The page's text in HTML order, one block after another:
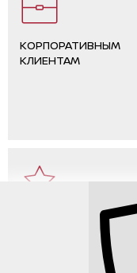
КОРПОРАТИВНЫМ
КЛИЕНТАМ
ОТЗЫВЫ КЛИЕНТОВ